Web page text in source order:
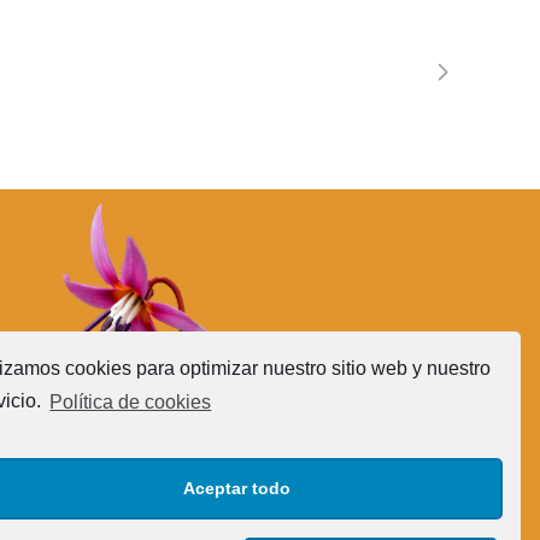
cookies para optimizar nuestro sitio web y nuestro
Política de cookies
Aceptar todo